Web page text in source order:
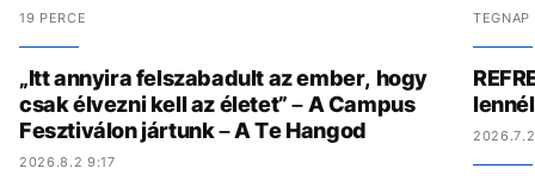
19 PERCE
„Itt annyira felszabadult az ember, hogy
csak élvezni kell az életet” – A Campus
Fesztiválon jártunk – A Te Hangod
2026.8.2 9:17